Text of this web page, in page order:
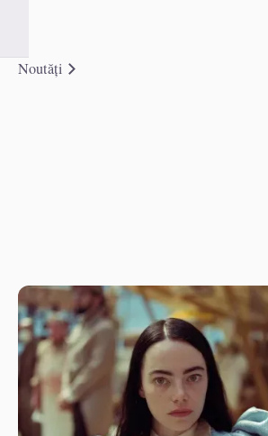
Noutăți
Communication strategy Blog